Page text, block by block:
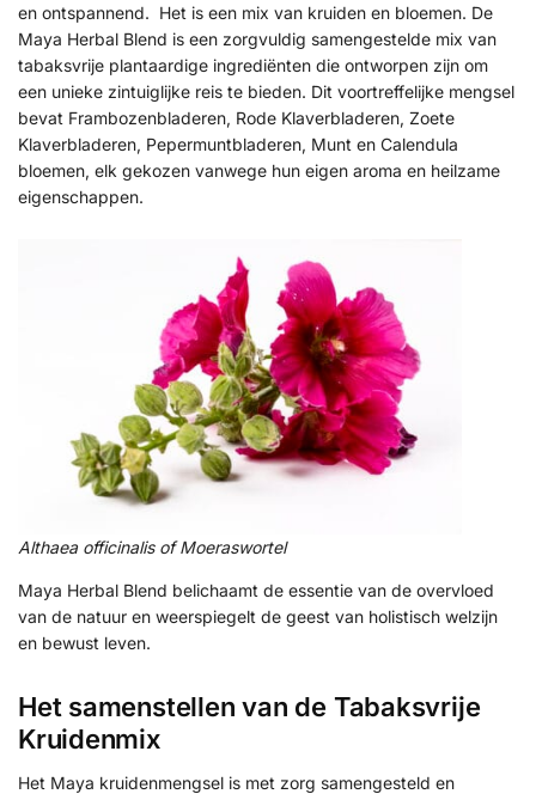
en ontspannend. Het is een mix van kruiden en bloemen. De
Maya Herbal Blend is een zorgvuldig samengestelde mix van
tabaksvrije plantaardige ingrediënten die ontworpen zijn om
een unieke zintuiglijke reis te bieden. Dit voortreffelijke mengsel
bevat Frambozenbladeren, Rode Klaverbladeren, Zoete
Klaverbladeren, Pepermuntbladeren, Munt en Calendula
bloemen, elk gekozen vanwege hun eigen aroma en heilzame
eigenschappen.
Althaea officinalis of Moeraswortel
Maya Herbal Blend belichaamt de essentie van de overvloed
van de natuur en weerspiegelt de geest van holistisch welzijn
en bewust leven.
Het samenstellen van de Tabaksvrije
Kruidenmix
Het Maya kruidenmengsel is met zorg samengesteld en